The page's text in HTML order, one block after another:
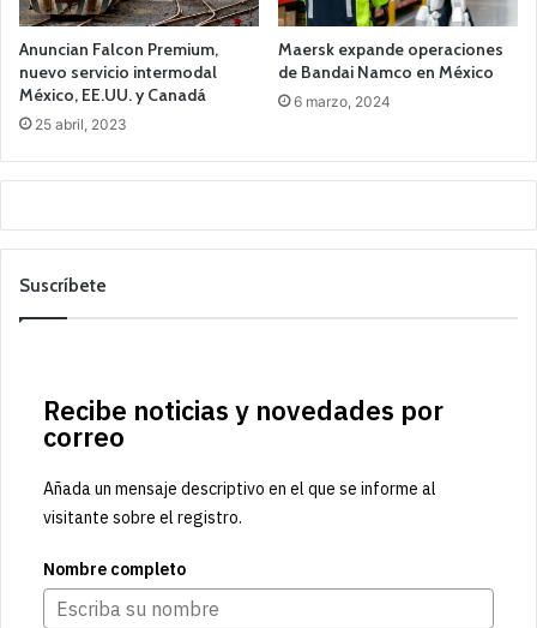
Anuncian Falcon Premium,
nuevo servicio intermodal
México, EE.UU. y Canadá
25 abril, 2023
Maersk expande operaciones
de Bandai Namco en México
6 marzo, 2024
Suscríbete
Recibe noticias y novedades por
correo
Añada un mensaje descriptivo en el que se informe al
visitante sobre el registro.
Nombre completo